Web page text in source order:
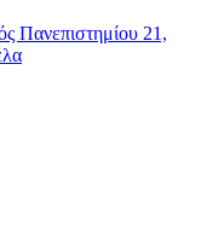
Πανεπιστημίου 21,